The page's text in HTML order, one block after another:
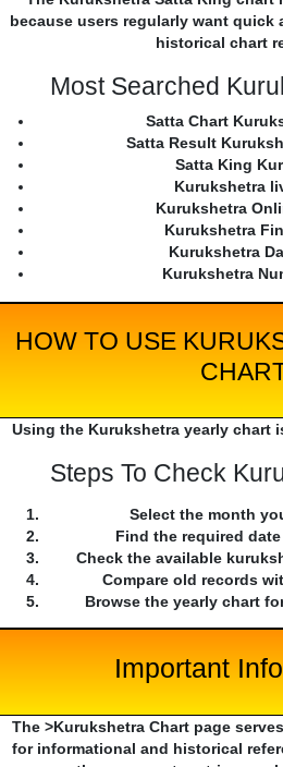
because users regularly want quick
historical chart
Most Searched
Satta Chart
Satta Result
Satta King
Kurukshetra
Kurukshetra
Kurukshetra
Kurukshetra
Kurukshetra
HOW TO USE
Using the Kurukshetra yearly chart
Steps To Check
Select the month
Find the required
Check the available
Compare old records
Browse the yearly chart
Important
The >Kurukshetra Chart page
for informational and historical